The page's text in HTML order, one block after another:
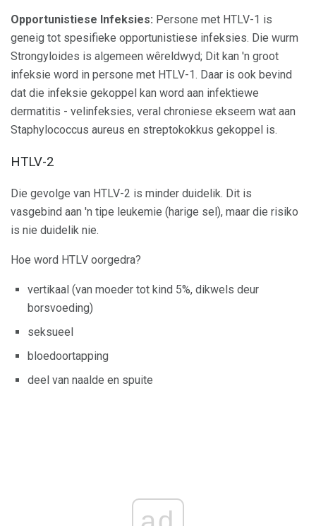
Opportunistiese Infeksies: Persone met HTLV-1 is
geneig tot spesifieke opportunistiese infeksies. Die wurm
Strongyloides is algemeen wêreldwyd; Dit kan 'n groot
infeksie word in persone met HTLV-1. Daar is ook bevind
dat die infeksie gekoppel kan word aan infektiewe
dermatitis - velinfeksies, veral chroniese ekseem wat aan
Staphylococcus aureus en streptokokkus gekoppel is.
HTLV-2
Die gevolge van HTLV-2 is minder duidelik. Dit is
vasgebind aan 'n tipe leukemie (harige sel), maar die risiko
is nie duidelik nie.
Hoe word HTLV oorgedra?
vertikaal (van moeder tot kind 5%, dikwels deur
borsvoeding)
seksueel
bloedoortapping
deel van naalde en spuite